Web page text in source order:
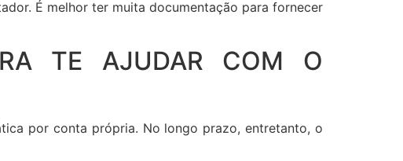
É melhor ter muita documentação para fornecer
TE AJUDAR COM O
por conta própria. No longo prazo, entretanto, o